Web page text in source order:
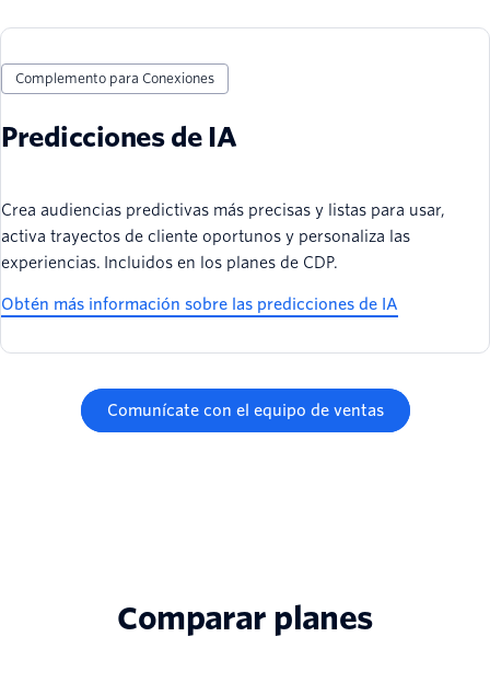
Complemento para Conexiones
Predicciones de IA
Crea audiencias predictivas más precisas y listas para usar,
activa trayectos de cliente oportunos y personaliza las
experiencias. Incluidos en los planes de CDP.
Obtén más información sobre las predicciones de IA
Comunícate con el equipo de ventas
Comparar planes